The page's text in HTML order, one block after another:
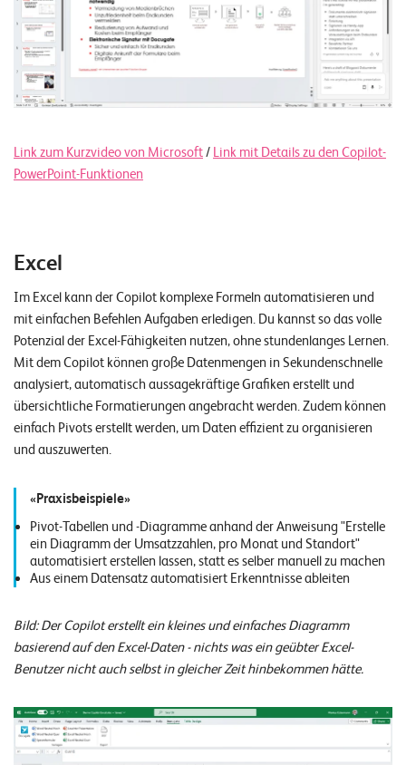
Link zum Kurzvideo von Microsoft/ Link mit Details zu den Copilot-
PowerPoint-Funktionen
Excel
Im Excel kann der Copilot komplexe Formeln automatisieren und
mit einfachen Befehlen Aufgaben erledigen. Du kannst so das volle
Potenzial der Excel-Fähigkeiten nutzen, ohne stundenlanges Lernen.
Mit dem Copilot können große Datenmengen in Sekundenschnelle
analysiert, automatisch aussagekräftige Grafiken erstellt und
übersichtliche Formatierungen angebracht werden. Zudem können
einfach Pivots erstellt werden, um Daten effizient zu organisieren
und auszuwerten.
Praxisbeispiele
Pivot-Tabellen und -Diagramme anhand der Anweisung "Erstelle
ein Diagramm der Umsatzzahlen, pro Monat und Standort"
automatisiert erstellen lassen, statt es selber manuell zu machen
Aus einem Datensatz automatisiert Erkenntnisse ableiten
Bild: Der Copilot erstellt ein kleines und einfaches Diagramm
basierend auf den Excel-Daten - nichts was ein geübter Excel-
Benutzer nicht auch selbst in gleicher Zeit hinbekommen hätte.